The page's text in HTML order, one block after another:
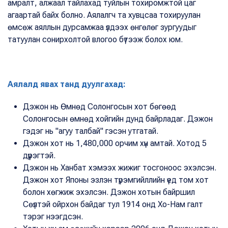
амралт, алжаал тайлахад туйлын тохиромжтой цаг
агаартай байх болно. Аялалгч та хувцсаа тохируулан
өмсөж аяллын дурсамжаа үлдээх өнгөлөг зургуудыг
татуулан сонирхолтой влогоо бүтээж болох юм.
Аялалд явах танд дуулгахад:
Дэжон нь Өмнөд Солонгосын хот бөгөөд
Солонгосын өмнөд хойгийн дунд байрладаг. Дэжон
гэдэг нь "агуу талбай" гэсэн утгатай.
Дэжон хот нь 1,480,000 орчим хүн амтай. Хотод 5
дүүрэгтэй.
Дэжон нь Ханбат хэмээх жижиг тосгоноос эхэлсэн.
Дэжон хот Японы эзлэн түрэмгийллийн үед том хот
болон хөгжиж эхэлсэн. Дэжон хотын байршил
Сөүлтэй ойрхон байдаг тул 1914 онд Хо-Нам галт
тэрэг нээгдсэн.